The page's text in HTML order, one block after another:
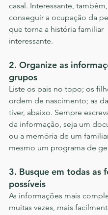
casal. Interessante,
conseguir a ocupação da
que torna a história familiar
interessante.
2. Organize as
grupos
Liste os pais no topo; os
ordem de nascimento; as
tiver, abaixo. Sempre
da informação, seja um
ou a memória de um
mesmo um programa de
3. Busque em todas as
possíveis
As informações mais
muitas vezes, mais